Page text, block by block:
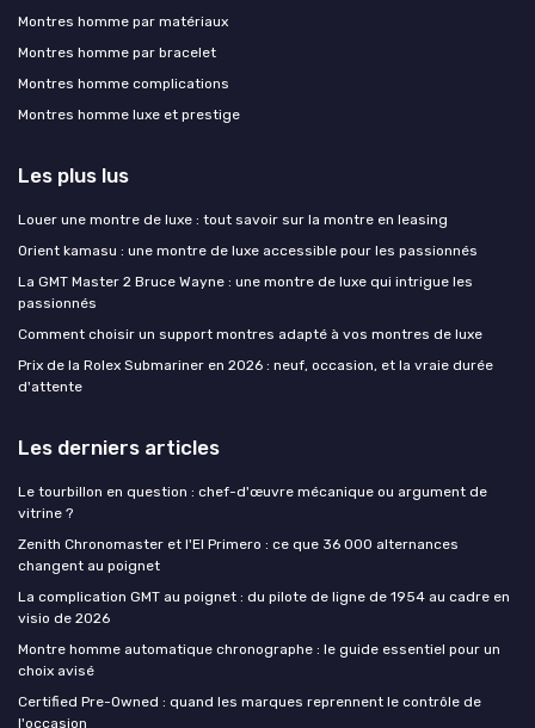
Montres homme par matériaux
Montres homme par bracelet
Montres homme complications
Montres homme luxe et prestige
Les plus lus
Louer une montre de luxe : tout savoir sur la montre en leasing
Orient kamasu : une montre de luxe accessible pour les passionnés
La GMT Master 2 Bruce Wayne : une montre de luxe qui intrigue les
passionnés
Comment choisir un support montres adapté à vos montres de luxe
Prix de la Rolex Submariner en 2026 : neuf, occasion, et la vraie durée
d'attente
Les derniers articles
Le tourbillon en question : chef-d'œuvre mécanique ou argument de
vitrine ?
Zenith Chronomaster et l'El Primero : ce que 36 000 alternances
changent au poignet
La complication GMT au poignet : du pilote de ligne de 1954 au cadre en
visio de 2026
Montre homme automatique chronographe : le guide essentiel pour un
choix avisé
Certified Pre-Owned : quand les marques reprennent le contrôle de
l'occasion